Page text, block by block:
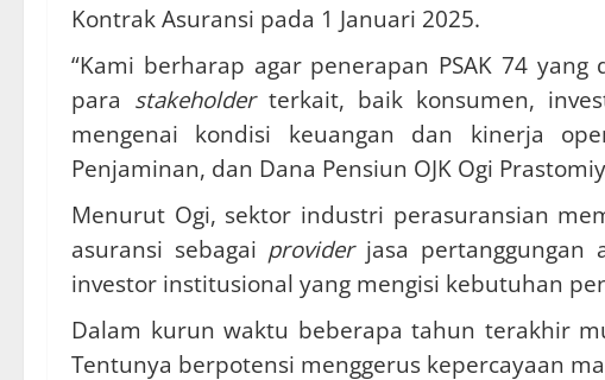
Kontrak Asuransi pada 1 Januari 2025.
“Kami berharap agar penerapan PSAK 74
para stakeholder terkait, baik konsumen,
mengenai kondisi keuangan dan kinerja
Penjaminan, dan Dana Pensiun OJK Ogi
Menurut Ogi, sektor industri perasuransian
asuransi sebagai provider jasa pertanggungan
investor institusional yang mengisi kebutuhan
Dalam kurun waktu beberapa tahun terakhir
Tentunya berpotensi menggerus kepercayaan